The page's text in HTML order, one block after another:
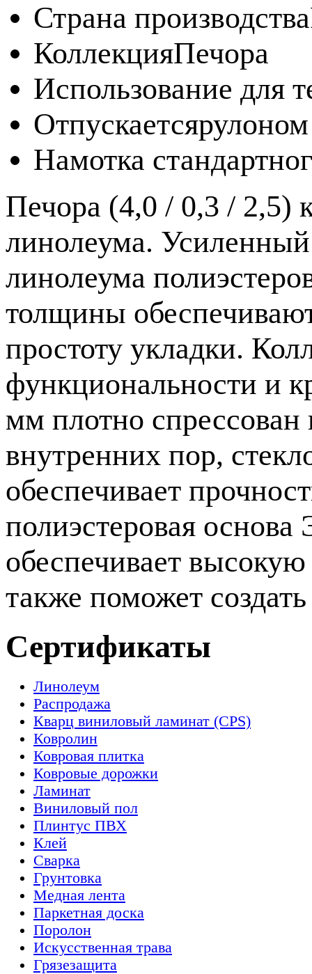
Страна производства
КоллекцияПечора
Использование для
Отпускаетсярулоном
Намотка
Печора (4,0 / 0,3 / 2,5)
линолеума. Усиленный
линолеума
толщины
простоту укладки.
функциональности и
мм плотно
внутренних пор,
обеспечивает
полиэстеровая
обеспечивает
также поможет
Сертификаты
Линолеум
Распродажа
Кварц виниловый ламинат (CPS)
Ковролин
Ковровая плитка
Ковровые дорожки
Ламинат
Виниловый пол
Плинтус ПВХ
Клей
Сварка
Грунтовка
Медная лента
Паркетная доска
Поролон
Искусственная трава
Грязезащита